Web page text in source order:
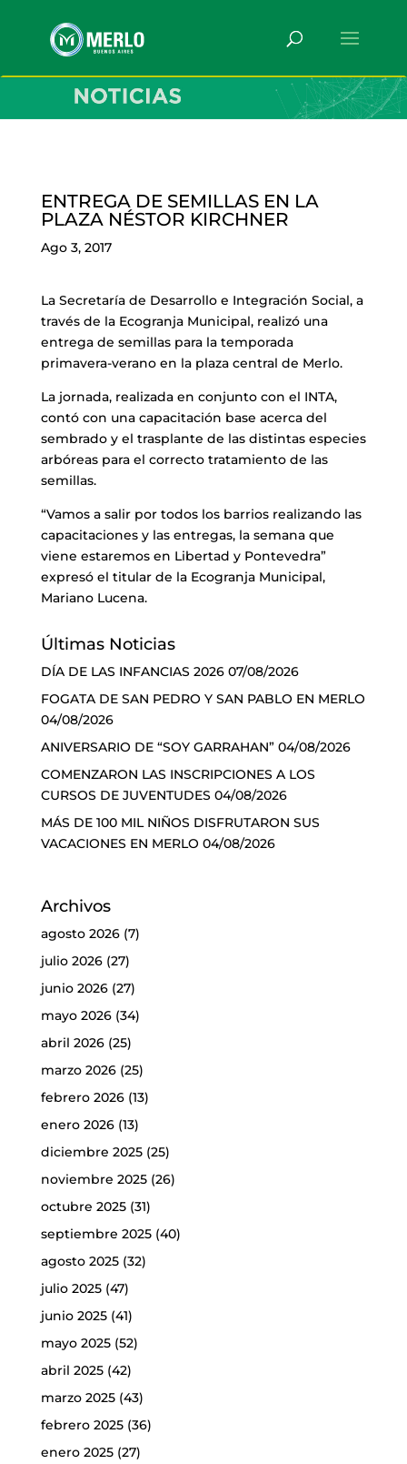
ENTREGA DE SEMILLAS EN LA
PLAZA NÉSTOR KIRCHNER
Ago 3, 2017
La Secretaría de Desarrollo e Integración Social, a
través de la Ecogranja Municipal, realizó una
entrega de semillas para la temporada
primavera-verano en la plaza central de Merlo.
La jornada, realizada en conjunto con el INTA,
contó con una capacitación base acerca del
sembrado y el trasplante de las distintas especies
arbóreas para el correcto tratamiento de las
semillas.
“Vamos a salir por todos los barrios realizando las
capacitaciones y las entregas, la semana que
viene estaremos en Libertad y Pontevedra”
expresó el titular de la Ecogranja Municipal,
Mariano Lucena.
Últimas Noticias
DÍA DE LAS INFANCIAS 2026 07/08/2026
FOGATA DE SAN PEDRO Y SAN PABLO EN MERLO
04/08/2026
ANIVERSARIO DE “SOY GARRAHAN” 04/08/2026
COMENZARON LAS INSCRIPCIONES A LOS
CURSOS DE JUVENTUDES 04/08/2026
MÁS DE 100 MIL NIÑOS DISFRUTARON SUS
VACACIONES EN MERLO 04/08/2026
Archivos
agosto 2026(7)
julio 2026(27)
junio 2026(27)
mayo 2026(34)
abril 2026(25)
marzo 2026(25)
febrero 2026(13)
enero 2026(13)
diciembre 2025(25)
noviembre 2025(26)
octubre 2025(31)
septiembre 2025(40)
agosto 2025(32)
julio 2025(47)
junio 2025(41)
mayo 2025(52)
abril 2025(42)
marzo 2025(43)
febrero 2025(36)
enero 2025(27)